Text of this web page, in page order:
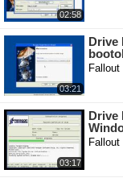
02:58
03:21
Drive
Fallout
03:17
Drive
Fallout